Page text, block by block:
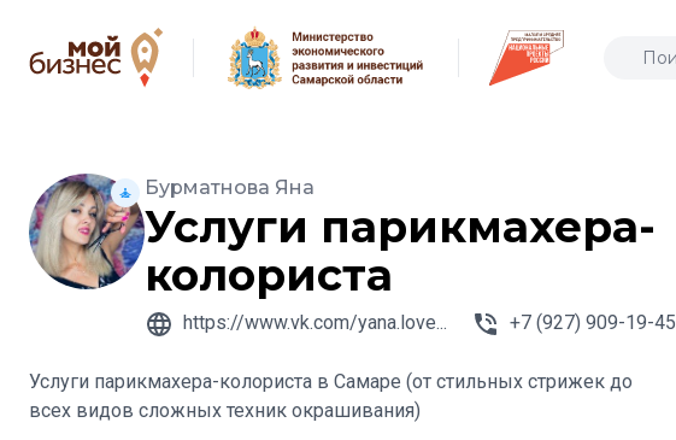
Бурматнова Яна
Услуги парикмахера-
колориста
https://www.vk.com/yana.love... +7 (927) 909-19-45
Услуги парикмахера-колориста в Самаре (от стильных стрижек до
всех видов сложных техник окрашивания)